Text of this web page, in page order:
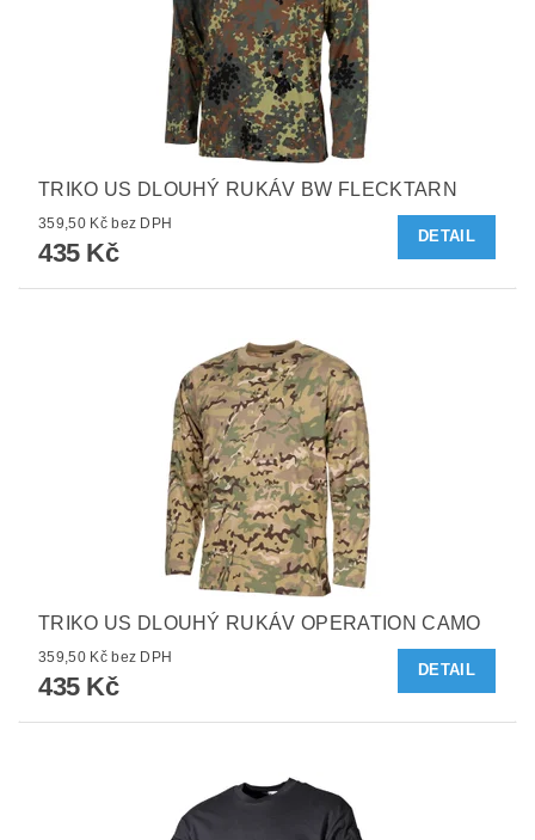
TRIKO US DLOUHÝ RUKÁV BW FLECKTARN
359,50 Kč bez DPH
435 Kč
DETAIL
TRIKO US DLOUHÝ RUKÁV OPERATION CAMO
359,50 Kč bez DPH
435 Kč
DETAIL